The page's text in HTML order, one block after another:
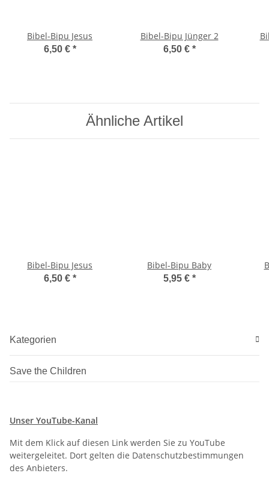
Bibel-Bipu Jesus
6,50 € *
Bibel-Bipu Jünger 2
6,50 € *
Ähnliche Artikel
Bibel-Bipu Jesus
6,50 € *
Bibel-Bipu Baby
5,95 € *
Kategorien
Save the Children
Unser YouTube-Kanal
Mit dem Klick auf diesen Link werden Sie zu YouTube
weitergeleitet. Dort gelten die Datenschutzbestimmungen
des Anbieters.